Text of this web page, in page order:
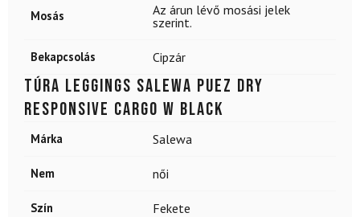
Mosás
Az árun lévő mosási jelek
szerint.
Bekapcsolás Cipzár
Túra leggings SALEWA Puez Dry
Responsive Cargo W Black
Márka Salewa
Nem női
Szín Fekete